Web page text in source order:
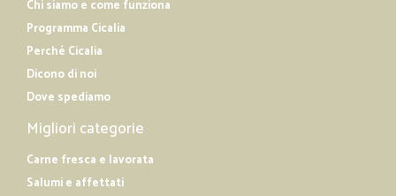
Chi siamo e come funziona
Programma Cicalia
Perché Cicalia
Dicono di noi
Dove spediamo
Migliori categorie
Carne fresca e lavorata
Salumi e affettati